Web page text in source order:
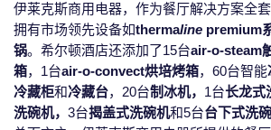
伊莱克斯商用电器，作为餐厅解决方案全
拥有市场领先设备如thermaline premium
锅。希尔顿酒店还添加了15台air-o-steam
箱，1台air-o-convect烘培烤箱，60台智能
冷藏柜和冷藏台，20台制冰机， 1台长龙式
洗碗机， 3台揭盖式洗碗机和5台台下式洗